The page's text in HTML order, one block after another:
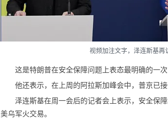
视频加注文字，泽连斯基再
这是特朗普在安全保障问题上表态最明确的一
他还表示，在上周的阿拉斯加峰会中，普京已
泽连斯基在周一会后的记者会上表示，安全保
美乌军火交易。